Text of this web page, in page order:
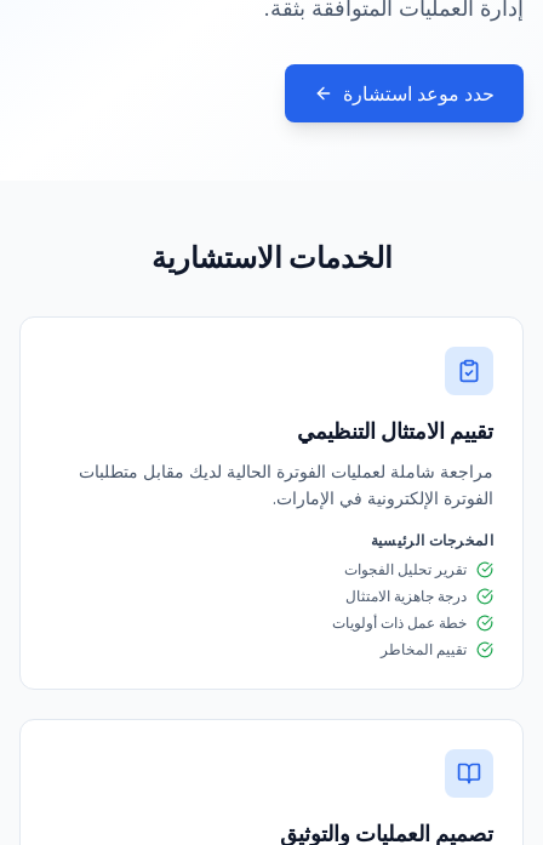
إدارة العمليات المتوافقة بثقة.
حدد موعد استشارة
الخدمات الاستشارية
تقييم الامتثال التنظيمي
مراجعة شاملة لعمليات الفوترة الحالية لديك مقابل متطلبات
الفوترة الإلكترونية في الإمارات.
المخرجات الرئيسية
تقرير تحليل الفجوات
درجة جاهزية الامتثال
خطة عمل ذات أولويات
تقييم المخاطر
تصميم العمليات والتوثيق